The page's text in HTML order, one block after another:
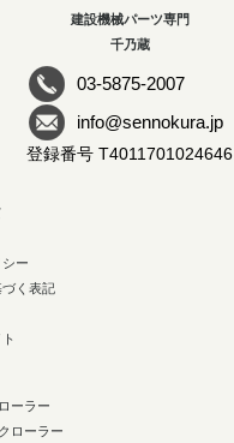
建設機械パーツ専門
千乃蔵
03-5875-2007
info@sennokura.jp
登録番号 T4011701024646
ー
く表記
ーラー
ローラー